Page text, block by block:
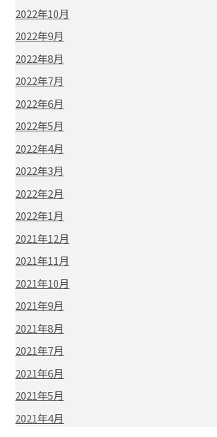
2022年10月
2022年9月
2022年8月
2022年7月
2022年6月
2022年5月
2022年4月
2022年3月
2022年2月
2022年1月
2021年12月
2021年11月
2021年10月
2021年9月
2021年8月
2021年7月
2021年6月
2021年5月
2021年4月